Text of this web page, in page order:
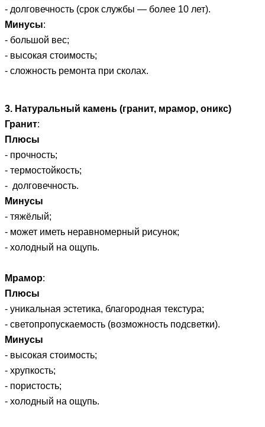
- долговечность (срок службы — более 10 лет).
Минусы:
- большой вес;
- высокая стоимость;
- сложность ремонта при сколах.
3. Натуральный камень (гранит, мрамор, оникс)
Гранит:
Плюсы
- прочность;
- термостойкость;
- долговечность.
Минусы
- тяжёлый;
- может иметь неравномерный рисунок;
- холодный на ощупь.
Мрамор:
Плюсы
- уникальная эстетика, благородная текстура;
- светопропускаемость (возможность подсветки).
Минусы
- высокая стоимость;
- хрупкость;
- пористость;
- холодный на ощупь.